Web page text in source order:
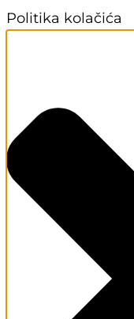
Politika kolačića